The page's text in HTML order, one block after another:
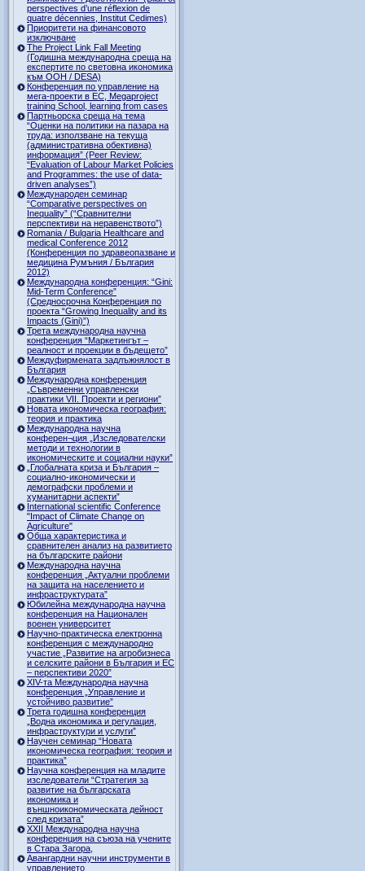
perspectives d’une réflexion de
quatre décennies, Institut Cedimes)
Приоритети на финансовото
изключване
The Project Link Fall Meeting
(Годишна международна среща на
експертите по световна икономика
към ООН / DESA)
Конференция по управление на
мега-проекти в ЕС, Megaproject
training School, learning from cases
Партньорска среща на тема
“Оценки на политики на пазара на
труда: използване на текуща
(административна обективна)
информация” (Peer Review:
“Evaluation of Labour Market Policies
and Programmes: the use of data-
driven analyses”)
Международен семинар
“Comparative perspectives on
Inequality” (“Сравнителни
перспективи на неравенството”)
Romania / Bulgaria Healthcare and
medical Conference 2012
(Конференция по здравеопазване и
медицина Румъния / България
2012)
Международна конференция: “Gini:
Mid-Term Conference”
(Средносрочна Конференция по
проекта “Growing Inequality and its
Impacts (Gini)”)
Трета международна научна
конференция “Маркетингът –
реалност и проекции в бъдещето”
Междуфирмената задлъжнялост в
България
Международна конференция
„Съвременни управленски
практики VII. Проекти и региони”
Новата икономическа география:
теория и практика
Международна научна
конферен¬ция „Изследователски
методи и технологии в
икономическите и социални науки”
„Глобалната криза и България –
социално-икономически и
демографски проблеми и
хуманитарни аспекти”
International scientific Conference
"Impact of Climate Change on
Agriculture"
Обща характеристика и
сравнителен анализ на развитието
на българските райони
Международна научна
конференция „Актуални проблеми
на защита на населението и
инфраструктурата”
Юбилейна международна научна
конференция на Национален
военен университет
Научно-практическа електронна
конференция с международно
участие „Развитие на агробизнеса
и селските райони в България и ЕС
– перспективи 2020”
XIV-та Международна научна
конференция „Управление и
устойчиво развитие”
Трета годишна конференция
„Водна икономика и регулация,
инфраструктури и услуги”
Научен семинар “Новата
икономическа география: теория и
практика”
Научна конференция на младите
изследователи “Стратегия за
развитие на българската
икономика и
външноикономическата дейност
след кризата”
ХХII Международна научна
конференция на съюза на учените
в Стара Загора,
Авангардни научни инструменти в
управлението